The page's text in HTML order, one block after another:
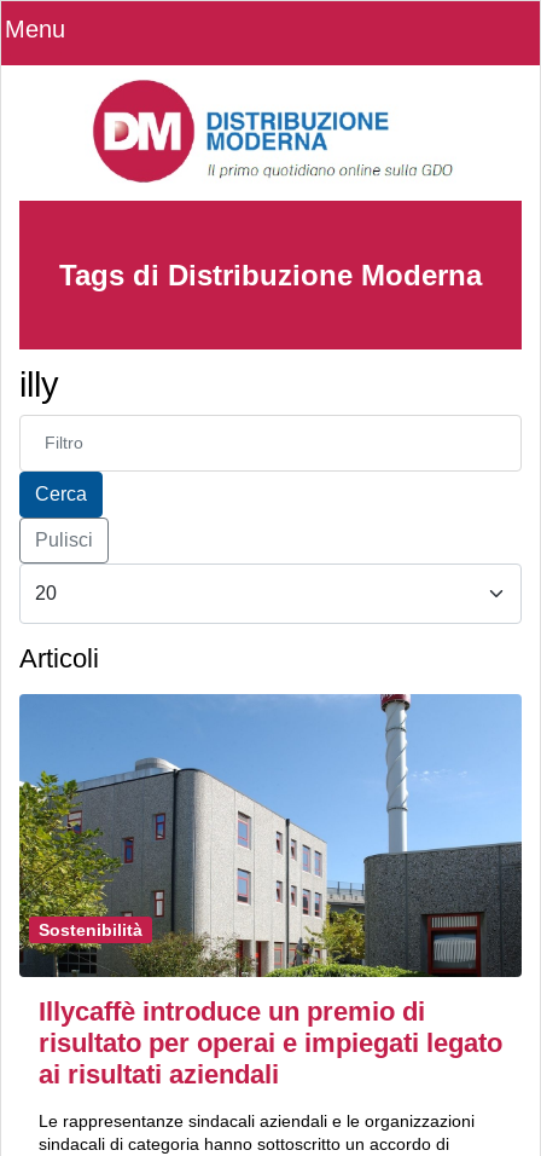
Menu
Tags di Distribuzione Moderna
illy
Inserisci parte del titolo
Cerca
Pulisci
Articoli
Sostenibilità
Illycaffè introduce un premio di
risultato per operai e impiegati legato
ai risultati aziendali
Le rappresentanze sindacali aziendali e le organizzazioni
sindacali di categoria hanno sottoscritto un accordo di